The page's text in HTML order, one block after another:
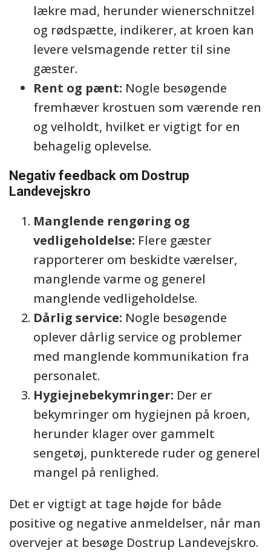
lækre mad, herunder wienerschnitzel
og rødspætte, indikerer, at kroen kan
levere velsmagende retter til sine
gæster.
Rent og pænt: Nogle besøgende
fremhæver krostuen som værende ren
og velholdt, hvilket er vigtigt for en
behagelig oplevelse.
Negativ feedback om Dostrup
Landevejskro
Manglende rengøring og
vedligeholdelse: Flere gæster
rapporterer om beskidte værelser,
manglende varme og generel
manglende vedligeholdelse.
Dårlig service: Nogle besøgende
oplever dårlig service og problemer
med manglende kommunikation fra
personalet.
Hygiejnebekymringer: Der er
bekymringer om hygiejnen på kroen,
herunder klager over gammelt
sengetøj, punkterede ruder og generel
mangel på renlighed.
Det er vigtigt at tage højde for både
positive og negative anmeldelser, når man
overvejer at besøge Dostrup Landevejskro.